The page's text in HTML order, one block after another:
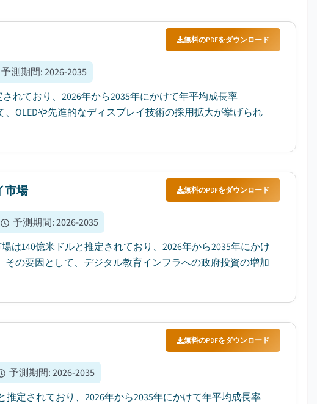
無料のPDFをダウンロード
予測期間:2026-2035
れており、2026年から2035年にかけて年平均成長率
、OLEDや先進的なディスプレイ技術の採用拡大が挙げられ
市場 無料のPDFをダウンロード
予測期間:2026-2035
は140億米ドルと推定されており、2026年から2035年にかけ
その要因として、デジタル教育インフラへの政府投資の増加
無料のPDFをダウンロード
予測期間:2026-2035
定されており、2026年から2035年にかけて年平均成長率